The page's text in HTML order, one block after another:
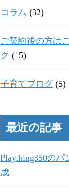
コラム (32)
ご契約後の方は
ク (15)
子育てブログ(5)
最近の記事
Plaything350の
成